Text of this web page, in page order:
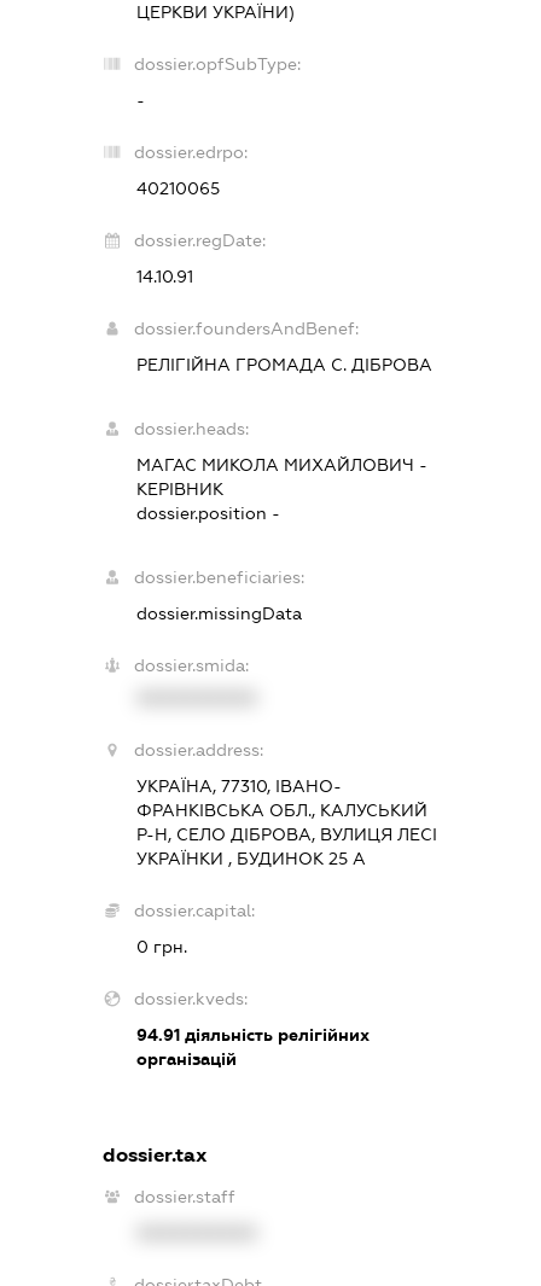
ЦЕРКВИ УКРАЇНИ)
dossier.opfSubType:
-
dossier.edrpo:
40210065
dossier.regDate:
14.10.91
dossier.foundersAndBenef:
РЕЛІГІЙНА ГРОМАДА С. ДІБРОВА
dossier.heads:
МАГАС МИКОЛА МИХАЙЛОВИЧ -
КЕРІВНИК
dossier.position -
dossier.beneficiaries:
dossier.missingData
dossier.smida:
dossier.address:
УКРАЇНА, 77310, ІВАНО-
ФРАНКІВСЬКА ОБЛ., КАЛУСЬКИЙ
Р-Н, СЕЛО ДІБРОВА, ВУЛИЦЯ ЛЕСІ
УКРАЇНКИ , БУДИНОК 25 А
dossier.capital:
0 грн.
dossier.kveds:
94.91 діяльність релігійних
організацій
dossier.tax
dossier.staff